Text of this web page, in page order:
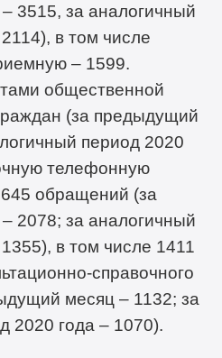
3515, за аналогичный
в том числе
– 1599.
общественной
(за предыдущий
период 2020
телефонную
обращений (за
2078; за аналогичный
в том числе 1411
справочного
месяц – 1132; за
2020 года – 1070).